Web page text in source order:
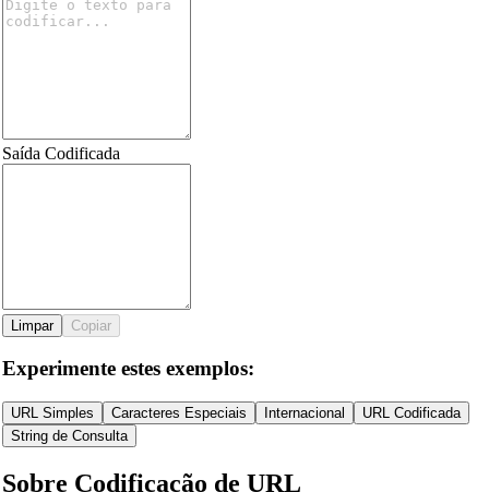
Saída Codificada
Limpar Copiar
Experimente estes exemplos:
URL Simples Caracteres Especiais Internacional
URL Codificada
String de Consulta
Sobre Codificação de URL